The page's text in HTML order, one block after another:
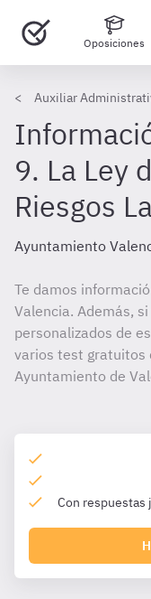
Oposiciones
Auxiliar
9. La Ley
Riesgos
Ayuntamiento
Te damos
Valencia. Además,
personalizados de
varios test gratuitos
Ayuntamiento de
Con respuestas